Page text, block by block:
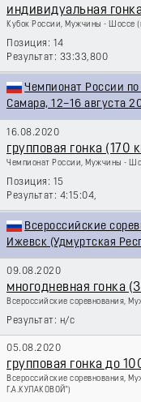
индивидуальная
Кубок России, Мужчины - Шоссе
14
33:33,800
Чемпионат России
Самара, 12–16 августа
16.08.2020
групповая гонка (170
Чемпионат России, Мужчины -
15
4:15:04,
Всероссийские
Ижевск (Удмуртская
09.08.2020
многодневная гонка
Всероссийские соревнования,
н/с
05.08.2020
групповая гонка до
Всероссийские соревнования,
Г.А.КУЛАКОВОЙ")